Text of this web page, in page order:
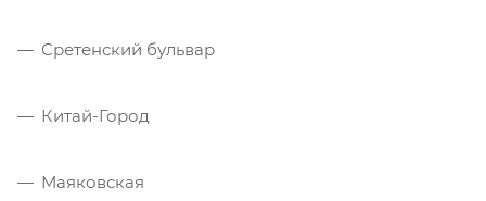
Сретенский бульвар
Китай-Город
Маяковская